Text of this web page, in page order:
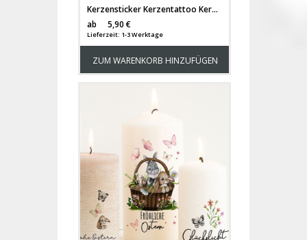
Kerzensticker Kerzentattoo Kerzentattoos Tattoofolie Frohe Ostern Osterhasen Hase Hasen Schmetterlinge für Kerzen oder Keramik A6 Bogen DIY Stickerbogen Kerzen kst70
ab
5,90 €
Lieferzeit: 1-3 Werktage
ZUM WARENKORB HINZUFÜGEN